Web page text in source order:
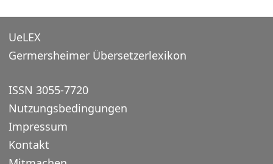
UeLEX
Germersheimer Übersetzerlexikon
ISSN 3055-7720
Nutzungsbedingungen
Impressum
Kontakt